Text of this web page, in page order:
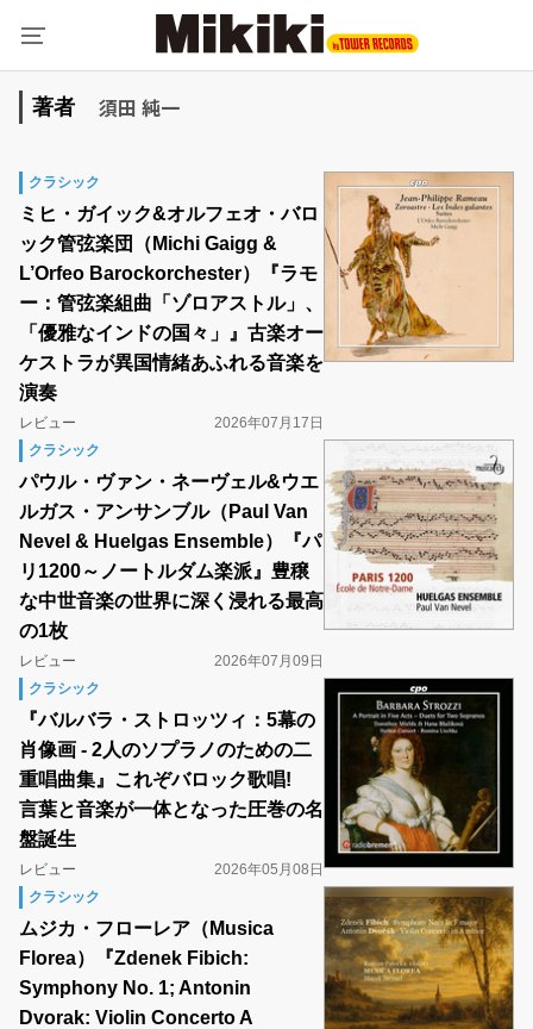
著者 須田 純一
クラシック
ミヒ・ガイック&オルフェオ・バロ
ック管弦楽団（Michi Gaigg &
L’Orfeo Barockorchester）『ラモ
ー：管弦楽組曲「ゾロアストル」、
「優雅なインドの国々」』古楽オー
ケストラが異国情緒あふれる音楽を
演奏
レビュー
2026年07月17日
クラシック
パウル・ヴァン・ネーヴェル&ウエ
ルガス・アンサンブル（Paul Van
Nevel & Huelgas Ensemble）『パ
リ1200～ノートルダム楽派』豊穣
な中世音楽の世界に深く浸れる最高
の1枚
レビュー
2026年07月09日
クラシック
『バルバラ・ストロッツィ：5幕の
肖像画 - 2人のソプラノのための二
重唱曲集』これぞバロック歌唱!
言葉と音楽が一体となった圧巻の名
盤誕生
レビュー
2026年05月08日
クラシック
ムジカ・フローレア（Musica
Florea）『Zdenek Fibich:
Symphony No. 1; Antonin
Dvorak: Violin Concerto A